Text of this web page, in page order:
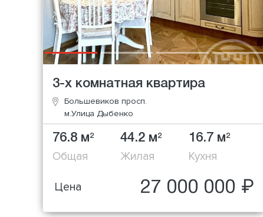
3-х комнатная квартира
Большевиков просп.
м.Улица Дыбенко
76.8 м2
Общая
44.2 м2
Жилая
16.7 м2
Кухня
Цена 27 000 000 ₽